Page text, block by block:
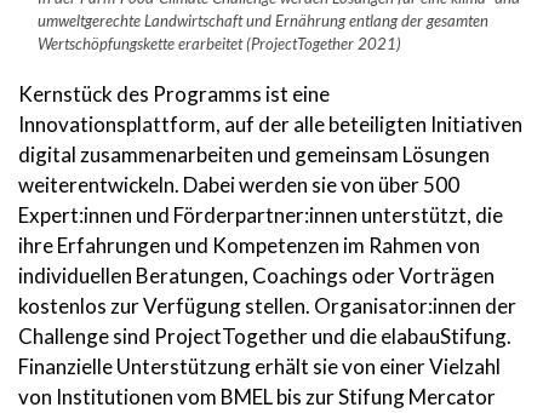
umweltgerechte Landwirtschaft und Ernährung entlang der gesamten
Wertschöpfungskette erarbeitet (ProjectTogether 2021)
Kernstück des Programms ist eine
Innovationsplattform, auf der alle beteiligten Initiativen
digital zusammenarbeiten und gemeinsam Lösungen
weiterentwickeln. Dabei werden sie von über 500
Expert:innen und Förderpartner:innen unterstützt, die
ihre Erfahrungen und Kompetenzen im Rahmen von
individuellen Beratungen, Coachings oder Vorträgen
kostenlos zur Verfügung stellen. Organisator:innen der
Challenge sind ProjectTogether und die elabauStifung.
Finanzielle Unterstützung erhält sie von einer Vielzahl
von Institutionen vom BMEL bis zur Stifung Mercator